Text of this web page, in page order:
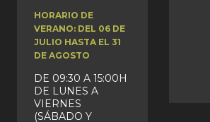
HORARIO DE
VERANO: DEL 06 DE
JULIO HASTA EL 31
DE AGOSTO
DE 09:30 A 15:00H
DE LUNES A
VIERNES
(SÁBADO Y